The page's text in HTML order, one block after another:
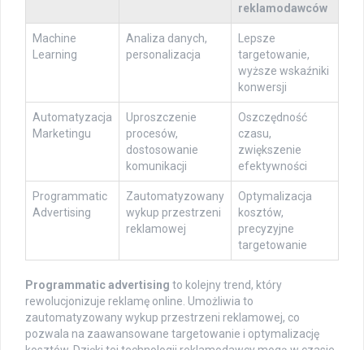
reklamodawców
Machine
Learning
Analiza danych,
personalizacja
Lepsze
targetowanie,
wyższe wskaźniki
konwersji
Automatyzacja
Marketingu
Uproszczenie
procesów,
dostosowanie
komunikacji
Oszczędność
czasu,
zwiększenie
efektywności
Programmatic
Advertising
Zautomatyzowany
wykup przestrzeni
reklamowej
Optymalizacja
kosztów,
precyzyjne
targetowanie
Programmatic advertising to kolejny trend, który
rewolucjonizuje reklamę online. Umożliwia to
zautomatyzowany wykup przestrzeni reklamowej, co
pozwala na zaawansowane targetowanie i optymalizację